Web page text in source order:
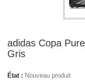
adidas Copa
Gris
État : Nouveau produit